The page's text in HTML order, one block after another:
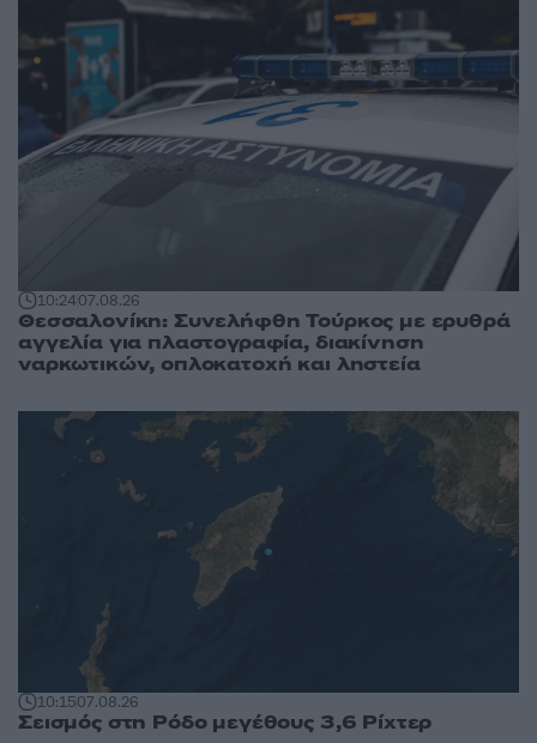
10:2407.08.26
Θεσσαλονίκη: Συνελήφθη Τούρκος με ερυθρά
αγγελία για πλαστογραφία, διακίνηση
ναρκωτικών, οπλοκατοχή και ληστεία
10:1507.08.26
Σεισμός στη Ρόδο μεγέθους 3,6 Ρίχτερ